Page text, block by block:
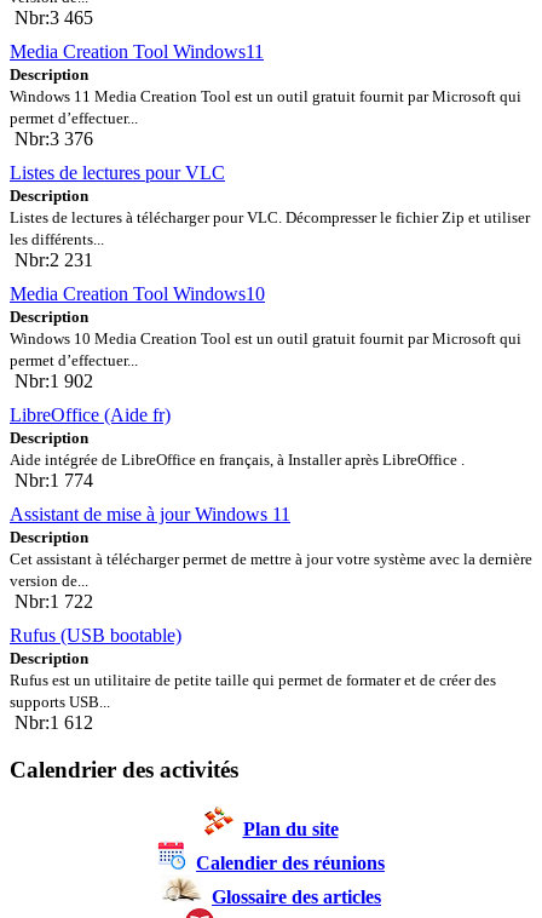
Nbr:3 465
Media Creation Tool Windows11
Description
Windows 11 Media Creation Tool est un outil gratuit fournit par Microsoft qui
permet d’effectuer...
Nbr:3 376
Listes de lectures pour VLC
Description
Listes de lectures à télécharger pour VLC. Décompresser le fichier Zip et utiliser
les différents...
Nbr:2 231
Media Creation Tool Windows10
Description
Windows 10 Media Creation Tool est un outil gratuit fournit par Microsoft qui
permet d’effectuer...
Nbr:1 902
LibreOffice (Aide fr)
Description
Aide intégrée de LibreOffice en français, à Installer après LibreOffice .
Nbr:1 774
Assistant de mise à jour Windows 11
Description
Cet assistant à télécharger permet de mettre à jour votre système avec la dernière
version de...
Nbr:1 722
Rufus (USB bootable)
Description
Rufus est un utilitaire de petite taille qui permet de formater et de créer des
supports USB...
Nbr:1 612
Calendrier des activités
Plan du site
Calendier des réunions
Glossaire des articles